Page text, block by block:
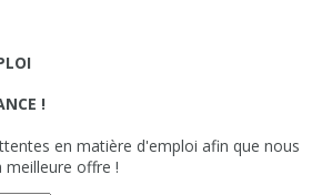
!
en matière d'emploi afin que nous
meilleure offre !